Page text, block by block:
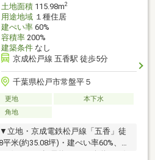
土地面積115.98m2
用途地域１種住居
建ぺい率60%
容積率200%
建築条件なし
京成松戸線 五香駅 徒歩5分
千葉県松戸市常盤平５
更地
本下水
角地
立地・京成電鉄松戸線「五香」徒
米(約35.08坪)・建ぺい率60%、容